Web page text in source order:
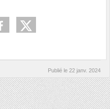
Publié le 22 janv. 2024